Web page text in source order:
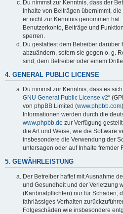
Du nimmst zur Kenntnis, dass der
Inhalte von Beiträgen übernimmt,
er nicht zur Kenntnis genommen
Benutzerkonto, Beiträge und
sperren.
Du gestattest dem Betreiber darüber
abzuändern, sofern sie gegen o. g.
sind, dem Betreiber oder einem
4. GENERAL PUBLIC LICENSE
Du nimmst zur Kenntnis, dass es
GNU General Public License v2“
von phpBB Limited (www.phpbb.com
Informationen werden durch die
www.phpbb.de zur Verfügung
die Art und Weise, wie die Software
insbesondere die Verwendung der
untersagen oder auf Inhalte fremder
5. GEWÄHRLEISTUNG
Der Betreiber haftet mit Ausnahme
und Gesundheit und der Verletzung
(Kardinalpflichten) nur für Schäden,
fahrlässiges Verhalten
Folgeschäden wie insbesondere